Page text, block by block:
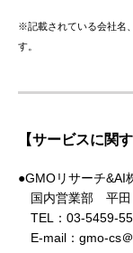
※記載されている会社名
す。
【サービスに関
●GMOリサーチ&AI
国内営業部 平田
TEL：03-5459-
E-mail：gmo-cs